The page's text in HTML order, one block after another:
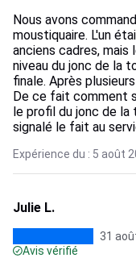
Nous avons
moustiquaire. L'un
anciens cadres,
niveau du jonc de la
finale. Après
De ce fait comment
le profil du jonc de la
signalé le fait au
Expérience du : 5 août
Julie L.
31
Avis vérifié